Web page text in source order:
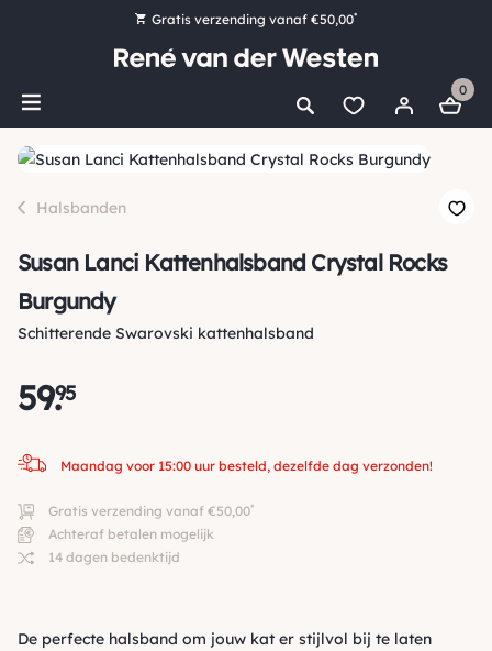
Gratis verzending vanaf €50,00*
Bestel nu, betaal later met Klarna
Ruim 16.000 artikelen op voorraad
0
Halsbanden
Susan Lanci Kattenhalsband Crystal Rocks
Burgundy
Schitterende Swarovski kattenhalsband
59.
95
Maandag voor 15:00 uur besteld, dezelfde dag verzonden!
Gratis verzending vanaf €50,00*
Achteraf betalen mogelijk
14 dagen bedenktijd
De perfecte halsband om jouw kat er stijlvol bij te laten